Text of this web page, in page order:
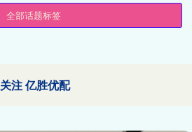
全部话题标签
关注 亿胜优配